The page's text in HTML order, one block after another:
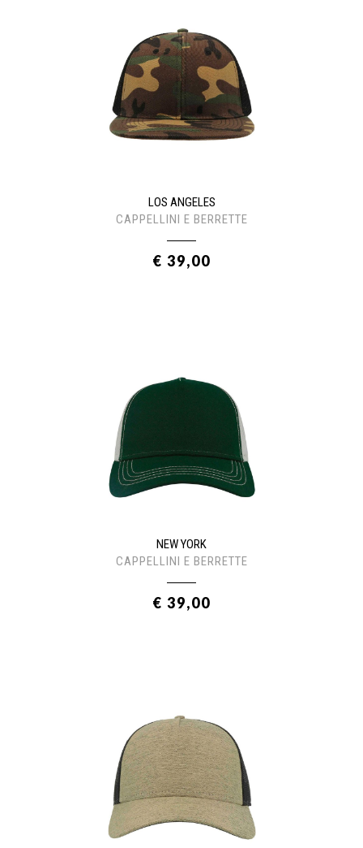
LOS ANGELES
CAPPELLINI E BERRETTE
€ 39,00
NEW YORK
CAPPELLINI E BERRETTE
€ 39,00